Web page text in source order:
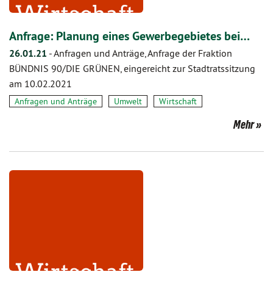
Anfrage: Planung eines Gewerbegebietes bei…
26.01.21 -Anfragen und Anträge, Anfrage der Fraktion
BÜNDNIS 90/DIE GRÜNEN, eingereicht zur Stadtratssitzung
am 10.02.2021
Anfragen und Anträge Umwelt Wirtschaft
Mehr